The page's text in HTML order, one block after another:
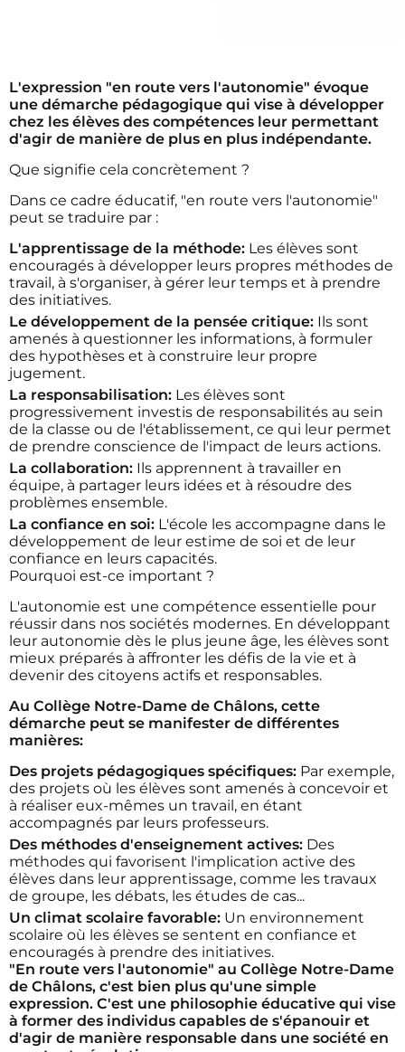
L'expression "en route vers l'autonomie" évoque
une démarche pédagogique qui vise à développer
chez les élèves des compétences leur permettant
d'agir de manière de plus en plus indépendante.
Que signifie cela concrètement ?
Dans ce cadre éducatif, "en route vers l'autonomie"
peut se traduire par :
L'apprentissage de la méthode: Les élèves sont
encouragés à développer leurs propres méthodes de
travail, à s'organiser, à gérer leur temps et à prendre
des initiatives.
Le développement de la pensée critique: Ils sont
amenés à questionner les informations, à formuler
des hypothèses et à construire leur propre
jugement.
La responsabilisation: Les élèves sont
progressivement investis de responsabilités au sein
de la classe ou de l'établissement, ce qui leur permet
de prendre conscience de l'impact de leurs actions.
La collaboration: Ils apprennent à travailler en
équipe, à partager leurs idées et à résoudre des
problèmes ensemble.
La confiance en soi: L'école les accompagne dans le
développement de leur estime de soi et de leur
confiance en leurs capacités.
Pourquoi est-ce important ?
L'autonomie est une compétence essentielle pour
réussir dans nos sociétés modernes. En développant
leur autonomie dès le plus jeune âge, les élèves sont
mieux préparés à affronter les défis de la vie et à
devenir des citoyens actifs et responsables.
Au Collège Notre-Dame de Châlons, cette
démarche peut se manifester de différentes
manières:
Des projets pédagogiques spécifiques: Par exemple,
des projets où les élèves sont amenés à concevoir et
à réaliser eux-mêmes un travail, en étant
accompagnés par leurs professeurs.
Des méthodes d'enseignement actives: Des
méthodes qui favorisent l'implication active des
élèves dans leur apprentissage, comme les travaux
de groupe, les débats, les études de cas...
Un climat scolaire favorable: Un environnement
scolaire où les élèves se sentent en confiance et
encouragés à prendre des initiatives.
"En route vers l'autonomie" au Collège Notre-Dame
de Châlons, c'est bien plus qu'une simple
expression. C'est une philosophie éducative qui vise
à former des individus capables de s'épanouir et
d'agir de manière responsable dans une société en